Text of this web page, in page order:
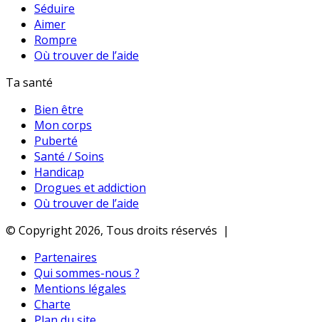
Séduire
Aimer
Rompre
Où trouver de l’aide
Ta santé
Bien être
Mon corps
Puberté
Santé / Soins
Handicap
Drogues et addiction
Où trouver de l’aide
© Copyright 2026, Tous droits réservés |
Partenaires
Qui sommes-nous ?
Mentions légales
Charte